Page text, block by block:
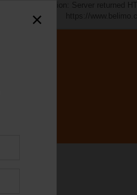
Server returned
https://